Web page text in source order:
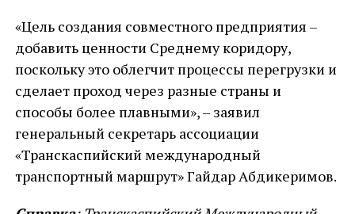
«Цель создания совместного предприятия –
добавить ценности Среднему коридору,
поскольку это облегчит процессы перегрузки и
сделает проход через разные страны и
способы более плавными», – заявил
генеральный секретарь ассоциации
«Транскаспийский международный
транспортный маршрут» Гайдар Абдикеримов.